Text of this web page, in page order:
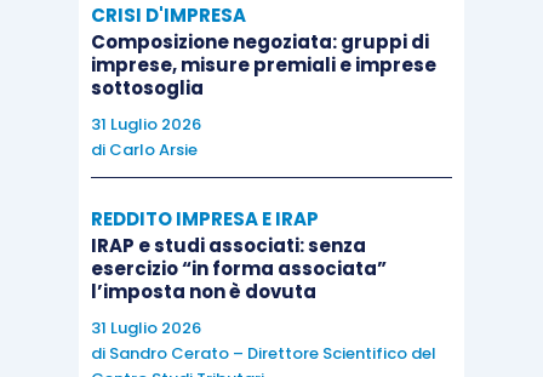
CRISI D'IMPRESA
Composizione negoziata: gruppi di
imprese, misure premiali e imprese
sottosoglia
31 Luglio 2026
di Carlo Arsie
REDDITO IMPRESA E IRAP
IRAP e studi associati: senza
esercizio “in forma associata”
l’imposta non è dovuta
31 Luglio 2026
di Sandro Cerato – Direttore Scientifico del